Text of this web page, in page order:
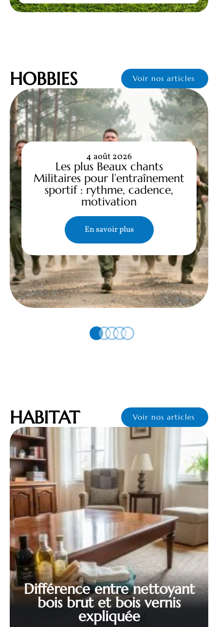
HOBBIES Voir nos articles
Les plus Beaux chants
Militaires pour l’entraînement
sportif : rythme, cadence,
motivation
4 août 2026
En savoir plus
HABITAT Voir nos articles
Différence entre nettoyant
bois brut et bois vernis
expliquée